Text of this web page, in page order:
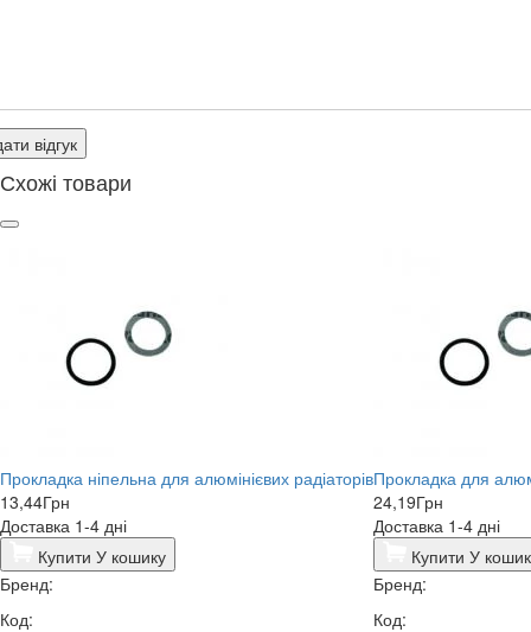
відгук
Схожі товари
Прокладка ніпельна для алюмінієвих радіаторів
13,44Грн
Доставка 1-4 дні
Купити У кошику
Бренд:
Код:
Прокладка для
24,19Грн
Доставка 1-4 дні
Купити У
Бренд:
Код: